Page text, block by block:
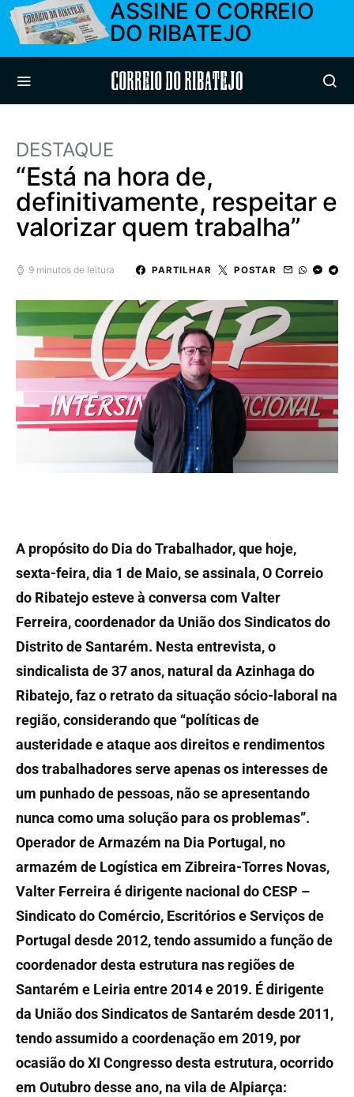
ASSINE O CORREIO
DO RIBATEJO
Correio do Ribatejo
DESTAQUE
“Está na hora de,
definitivamente, respeitar e
valorizar quem trabalha”
9 minutos de leitura PARTILHAR POSTAR
A propósito do Dia do Trabalhador, que hoje,
sexta-feira, dia 1 de Maio, se assinala, O Correio
do Ribatejo esteve à conversa com Valter
Ferreira, coordenador da União dos Sindicatos do
Distrito de Santarém. Nesta entrevista, o
sindicalista de 37 anos, natural da Azinhaga do
Ribatejo, faz o retrato da situação sócio-laboral na
região, considerando que “políticas de
austeridade e ataque aos direitos e rendimentos
dos trabalhadores serve apenas os interesses de
um punhado de pessoas, não se apresentando
nunca como uma solução para os problemas”.
Operador de Armazém na Dia Portugal, no
armazém de Logística em Zibreira-Torres Novas,
Valter Ferreira é dirigente nacional do CESP –
Sindicato do Comércio, Escritórios e Serviços de
Portugal desde 2012, tendo assumido a função de
coordenador desta estrutura nas regiões de
Santarém e Leiria entre 2014 e 2019. É dirigente
da União dos Sindicatos de Santarém desde 2011,
tendo assumido a coordenação em 2019, por
ocasião do XI Congresso desta estrutura, ocorrido
em Outubro desse ano, na vila de Alpiarça: